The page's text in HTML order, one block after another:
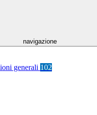
navigazione
generali 102